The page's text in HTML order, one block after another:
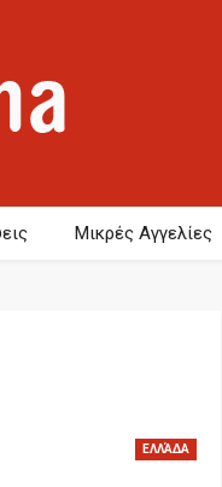
Μικρές Αγγελίες
ΕΛΛΆΔΑ